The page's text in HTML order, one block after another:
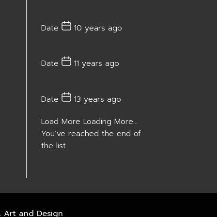
Date 10 years ago
Date 11 years ago
Date
13 years ago
Load More Loading More...
You’ve reached the end of
the list
Art and Design